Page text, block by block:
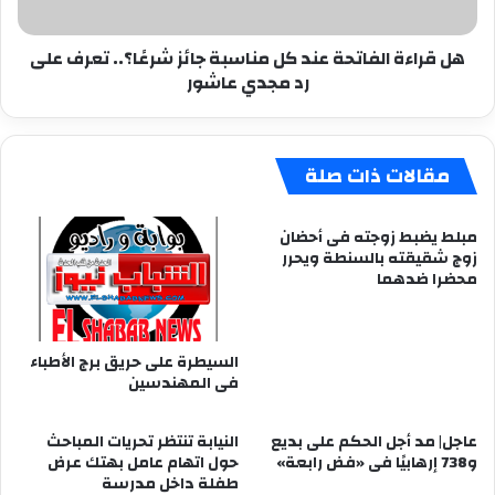
تعرف
على
هل قراءة الفاتحة عند كل مناسبة جائز شرعًا؟.. تعرف على
رد مجدي عاشور
مقالات ذات صلة
مبلط يضبط زوجته فى أحضان
زوج شقيقته بالسنطة ويحرر
محضرا ضدهما
السيطرة على حريق برج الأطباء
فى المهندسين
عاجل| مد أجل الحكم على بديع
و738 إرهابيًا فى «فض رابعة»
النيابة تنتظر تحريات المباحث
حول اتهام عامل بهتك عرض
طفلة داخل مدرسة